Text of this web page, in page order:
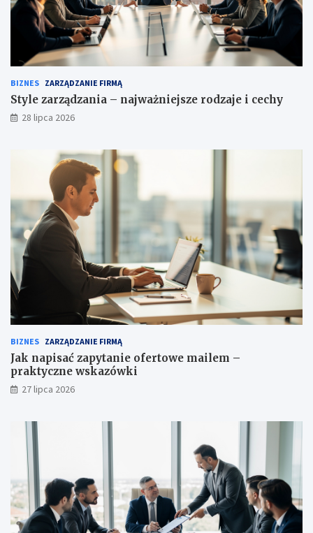
BIZNES ZARZĄDZANIE FIRMĄ
Style zarządzania – najważniejsze rodzaje i cechy
28 lipca 2026
BIZNES ZARZĄDZANIE FIRMĄ
Jak napisać zapytanie ofertowe mailem –
praktyczne wskazówki
27 lipca 2026